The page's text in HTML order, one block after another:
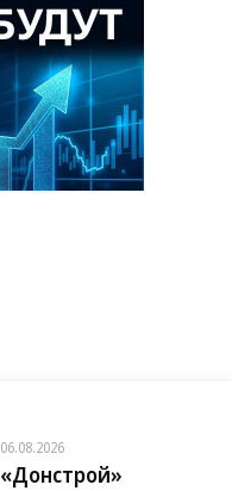
06.08.2026
«Донстрой»